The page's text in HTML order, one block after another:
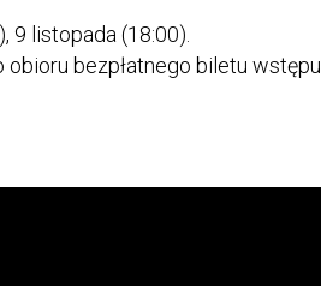
9 listopada (18:00).
bezpłatnego biletu wstępu